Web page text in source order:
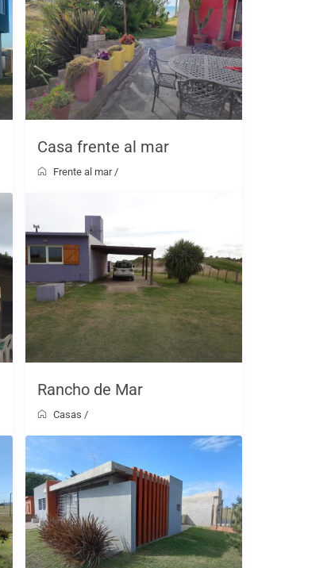
Casa frente al mar
Frente al mar/
Rancho de Mar
Casas /